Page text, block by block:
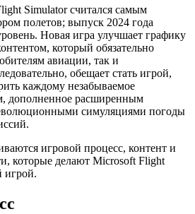
Simulator считался самым
полетов; выпуск 2024 года
Новая игра улучшает графику
который обязательно
авиации, так и
обещает стать игрой,
каждому незабываемое
дополненное расширенным
симуляциями погоды
игровой процесс, контент и
которые делают Microsoft Flight
игрой.